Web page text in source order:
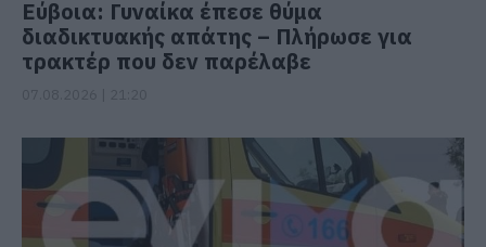
Εύβοια: Γυναίκα έπεσε θύμα
διαδικτυακής απάτης – Πλήρωσε για
τρακτέρ που δεν παρέλαβε